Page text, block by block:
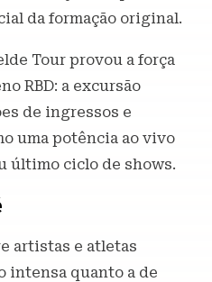
da formação original.
Tour provou a força
RBD: a excursão
de ingressos e
uma potência ao vivo
último ciclo de shows.
artistas e atletas
intensa quanto a de